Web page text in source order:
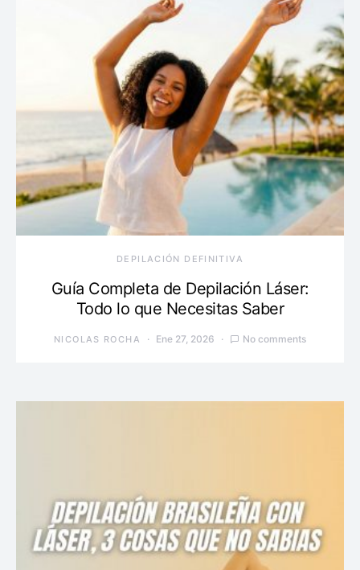
DEPILACIÓN DEFINITIVA
Guía Completa de Depilación Láser:
Todo lo que Necesitas Saber
NICOLAS ROCHA Ene 27, 2026 No comments